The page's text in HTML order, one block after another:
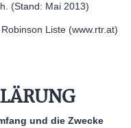
(Stand: Mai 2013)
Liste (www.rtr.at)
und die Zwecke